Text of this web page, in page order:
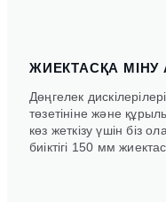
ЖИЕКТАСҚА
Дөңгелек
төзетініне және
көз жеткізу үшін біз
биіктігі 150 мм